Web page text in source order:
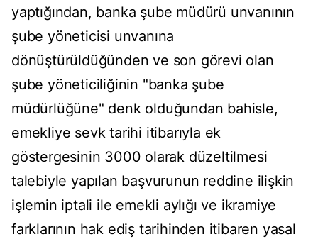
yaptığından, banka şube müdürü unvanının
şube yöneticisi unvanına
dönüştürüldüğünden ve son görevi olan
şube yöneticiliğinin "banka şube
müdürlüğüne" denk olduğundan bahisle,
emekliye sevk tarihi itibarıyla ek
göstergesinin 3000 olarak düzeltilmesi
talebiyle yapılan başvurunun reddine ilişkin
işlemin iptali ile emekli aylığı ve ikramiye
farklarının hak ediş tarihinden itibaren yasal